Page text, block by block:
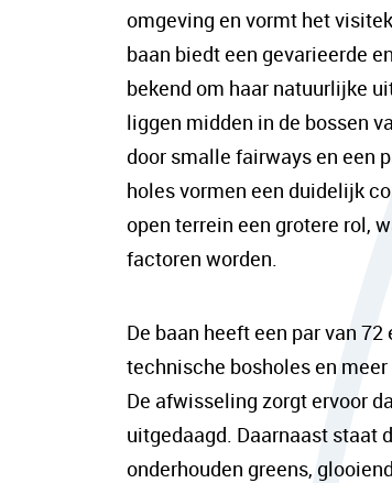
omgeving en vormt het
baan biedt een gevarieerde
bekend om haar natuurlijke
liggen midden in de bossen
door smalle fairways en een
holes vormen een duidelijk
open terrein een grotere rol,
factoren worden.
De baan heeft een par van
technische bosholes en
De afwisseling zorgt ervoor
uitgedaagd. Daarnaast staat
onderhouden greens,